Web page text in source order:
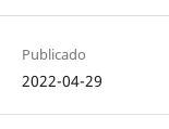
Publicado
2022-04-29